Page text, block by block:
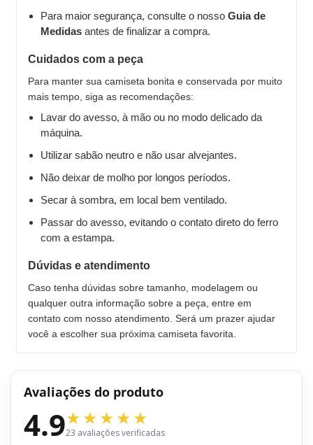
Para maior segurança, consulte o nosso Guia de
Medidas antes de finalizar a compra.
Cuidados com a peça
Para manter sua camiseta bonita e conservada por muito
mais tempo, siga as recomendações:
Lavar do avesso, à mão ou no modo delicado da
máquina.
Utilizar sabão neutro e não usar alvejantes.
Não deixar de molho por longos períodos.
Secar à sombra, em local bem ventilado.
Passar do avesso, evitando o contato direto do ferro
com a estampa.
Dúvidas e atendimento
Caso tenha dúvidas sobre tamanho, modelagem ou
qualquer outra informação sobre a peça, entre em
contato com nosso atendimento. Será um prazer ajudar
você a escolher sua próxima camiseta favorita.
Avaliações do produto
4.923 avaliações verificadas